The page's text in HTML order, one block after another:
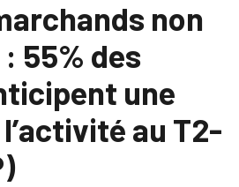
non
55% des
une
au T2-